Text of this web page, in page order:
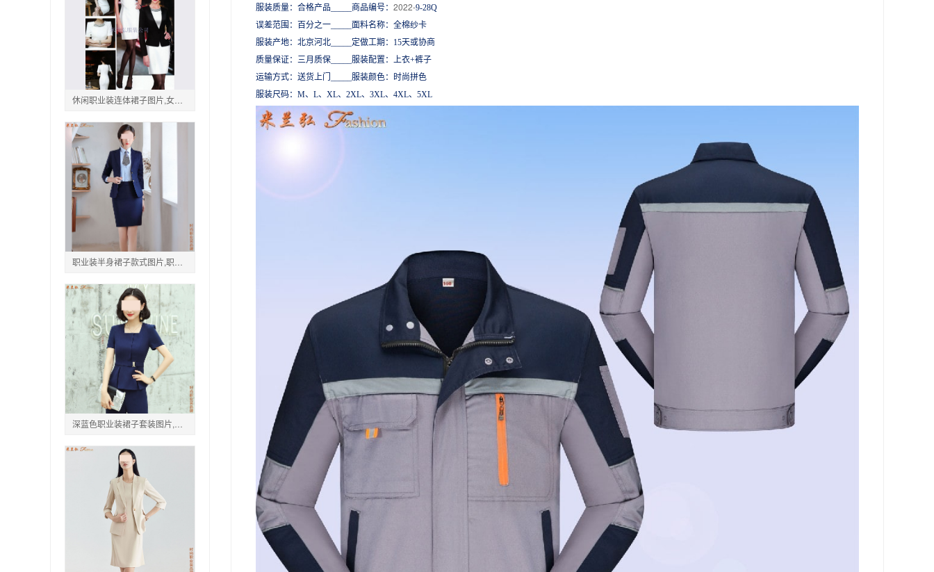
服装质量：合格产品 _____商品编号： 2022-9-28Q
误差范围：百分之一 _____面料名称：全棉纱卡
服装产地：北京河北 _____定做工期：15天或协商
质量保证：三月质保 _____服装配置： 上衣+裤子
运输方式：送货上门
_____服装颜色： 时尚拼色
服装尺码： M、L、XL、2XL、3XL、4XL、 5XL